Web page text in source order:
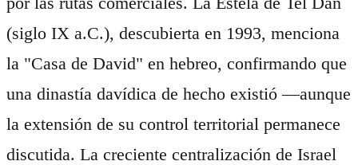
(siglo IX a.C.), descubierta en 1993, menciona
la "Casa de David" en hebreo, confirmando que
una dinastía davídica de hecho existió —aunque
la extensión de su control territorial permanece
discutida. La creciente centralización de Israel